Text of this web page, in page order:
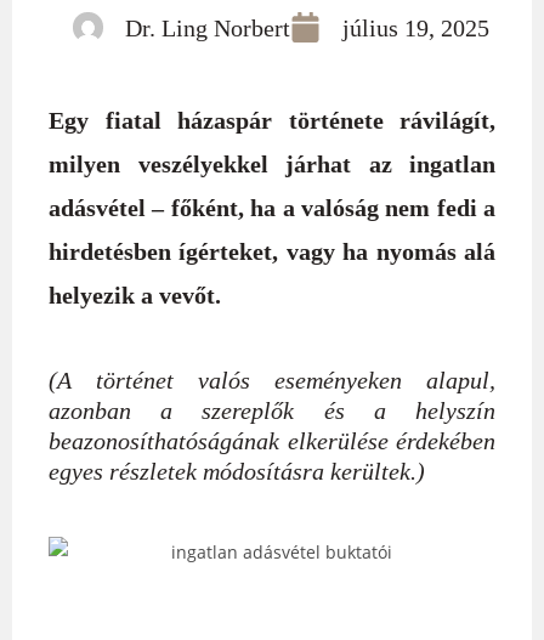
Dr. Ling Norbert július 19, 2025
Egy fiatal házaspár története rávilágít,
milyen veszélyekkel járhat az ingatlan
adásvétel – főként, ha a valóság nem fedi a
hirdetésben ígérteket, vagy ha nyomás alá
helyezik a vevőt.
(A történet valós eseményeken alapul,
azonban a szereplők és a helyszín
beazonosíthatóságának elkerülése érdekében
egyes részletek módosításra kerültek.)